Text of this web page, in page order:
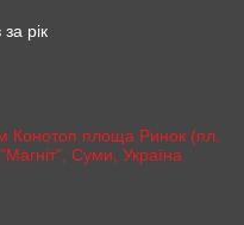
рік
Конотоп площа Ринок (пл.
Суми, Україна